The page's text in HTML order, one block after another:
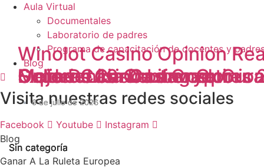
Aula Virtual
Documentales
Laboratorio de padres
Programa de capacitación de docentes y
Blog
Visita nuestras redes sociales
Facebook Youtube Instagram
Winolot Casino Opinion
Experiencia De Jugadores
6 de julio de 2026
Sin categoría
Golden Lion Casino
6 de julio de 2026
Sin categoría
Online Casino License
6 de julio de 2026
Sin categoría
Slots De 10 Centavos
6 de julio de 2026
Sin categoría
Mejores Casinos Crypto
6 de julio de 2026
Sin categoría
Blog
Ganar A La Ruleta Europea